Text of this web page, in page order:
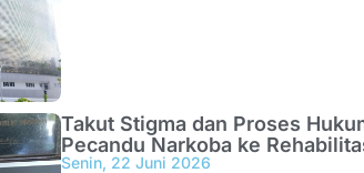
Takut Stigma dan Proses
Pecandu Narkoba ke
Senin, 22 Juni 2026